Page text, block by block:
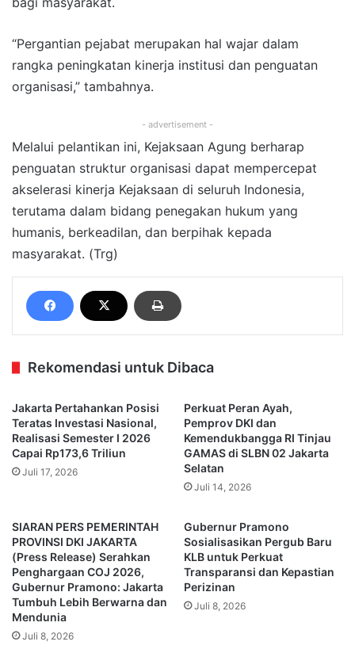
“Pergantian pejabat merupakan hal wajar dalam
rangka peningkatan kinerja institusi dan penguatan
organisasi,” tambahnya.
- advertisement -
Melalui pelantikan ini, Kejaksaan Agung berharap
penguatan struktur organisasi dapat mempercepat
akselerasi kinerja Kejaksaan di seluruh Indonesia,
terutama dalam bidang penegakan hukum yang
humanis, berkeadilan, dan berpihak kepada
masyarakat. (Trg)
Rekomendasi untuk Dibaca
Jakarta Pertahankan Posisi
Teratas Investasi Nasional,
Realisasi Semester I 2026
Capai Rp173,6 Triliun
Juli 17, 2026
Perkuat Peran Ayah,
Pemprov DKI dan
Kemendukbangga RI Tinjau
GAMAS di SLBN 02 Jakarta
Selatan
Juli 14, 2026
SIARAN PERS PEMERINTAH
PROVINSI DKI JAKARTA
(Press Release) Serahkan
Penghargaan COJ 2026,
Gubernur Pramono: Jakarta
Tumbuh Lebih Berwarna dan
Mendunia
Juli 8, 2026
Gubernur Pramono
Sosialisasikan Pergub Baru
KLB untuk Perkuat
Transparansi dan Kepastian
Perizinan
Juli 8, 2026